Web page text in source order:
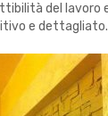
del lavoro
e dettagliato.